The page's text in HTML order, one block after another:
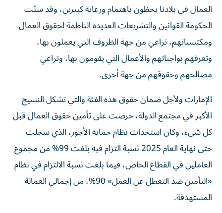
العمال في بلادنا يحظون باهتمام ورعاية كبيرين، وقد سنّت
الحكومة القوانين والتشريعات العديدة الناظمة لحقوق العمال
ومكتسباتهم، تراعي من جهة الظروف التي يعملون بها،
وتعرفهم بواجباتهم والأعمال التي يقومون بها، وتراعي
مصالحهم وحقوقهم من جهة أخرى.
الإمارات ولأجل ضمان حقوق هذه الفئة والتي تشكل النسيج
الأكبر في مجتمع الدولة، حرصت على تأمين حقوق العمال قبل
كل شيء، وكان استحداث نظام حماية الأجور، الذي سجلت
حتى نهاية العام 2025 نسبة التزام فيه بلغت 99% من مجموع
العاملين في القطاع الخاص، فيما بلغت نسبة الالتزام في نظام
«التأمين ضد التعطل عن العمل» 90%، من إجمالي العمالة
المستهدفة.